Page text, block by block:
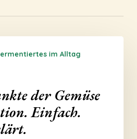
im Alltag
der Gemüse
Einfach.